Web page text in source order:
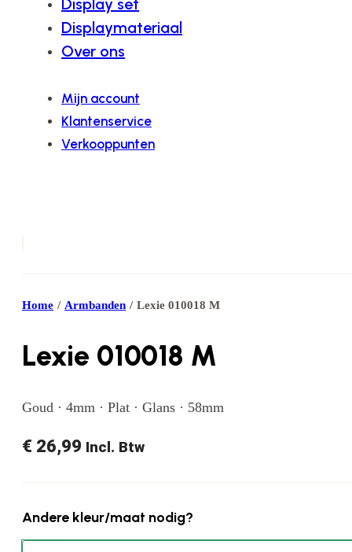
Display set
Displaymateriaal
Over ons
Mijn account
Klantenservice
Verkooppunten
Home / Armbanden / Lexie 010018 M
Lexie 010018 M
Goud · 4mm · Plat · Glans · 58mm
€ 26,99 Incl. Btw
Andere kleur/maat nodig?